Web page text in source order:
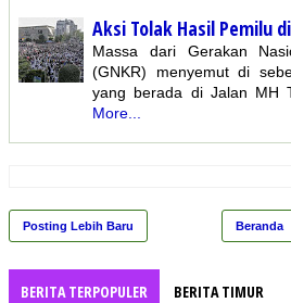
Aksi Tolak Hasil Pemilu
Massa dari Gerakan
(GNKR) menyemut di
yang berada di Jalan MH
More...
Posting Lebih Baru Beranda
BERITA TERPOPULER BERITA TIMUR